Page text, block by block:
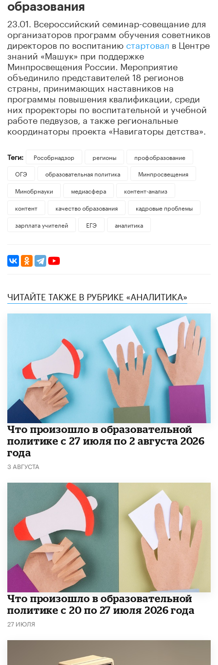
образования
23.01. Всероссийский семинар-совещание для
организаторов программ обучения советников
директоров по воспитанию стартовал в Центре
знаний «Машук» при поддержке
Минпросвещения России. Мероприятие
объединило представителей 18 регионов
страны, принимающих наставников на
программы повышения квалификации, среди
них проректоры по воспитательной и учебной
работе педвузов, а также региональные
координаторы проекта «Навигаторы детства».
Теги: Рособрнадзор регионы
профобразование
ОГЭ
образовательная политика
Минпросвещения
Минобрнауки
медиасфера
контент-анализ
контент
качество образования
кадровые проблемы
зарплата учителей
ЕГЭ аналитика
ЧИТАЙТЕ ТАКЖЕ В РУБРИКЕ «АНАЛИТИКА»
​Что произошло в образовательной
политике с 27 июля по 2 августа 2026
года
3 АВГУСТА
​Что произошло в образовательной
политике с 20 по 27 июля 2026 года
27 ИЮЛЯ